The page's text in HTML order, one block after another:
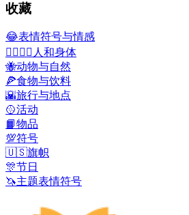
收藏
😂表情符号与情感
👩‍❤️‍💋‍👨 人和身体
🐝动物与自然
🍕食物与饮料
🌇旅行与地点
🥎活动
📙物品
💯符号
🇺🇸旗帜
🎊节日
🦄主题表情符号